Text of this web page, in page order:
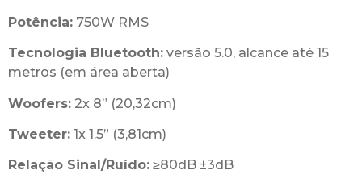
Potência: 750W RMS
Tecnologia Bluetooth: versão 5.0, alcance até 15
metros (em área aberta)
Woofers: 2x 8” (20,32cm)
Tweeter: 1x 1.5” (3,81cm)
Relação Sinal/Ruído: ≥80dB ±3dB